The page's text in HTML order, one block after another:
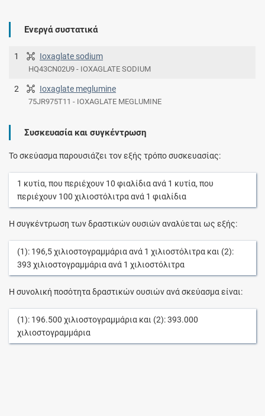
Ενεργά συστατικά
1 Ioxaglate sodium
HQ43CN02U9 - IOXAGLATE SODIUM
2 Ioxaglate meglumine
75JR975T11 - IOXAGLATE MEGLUMINE
Συσκευασία και συγκέντρωση
Το σκεύασμα παρουσιάζει τον εξής τρόπο συσκευασίας:
1 κυτία, που περιέχουν 10 φιαλίδιαανά 1 κυτία, που
περιέχουν 100 χιλιοστόλιτραανά 1 φιαλίδια
Η συγκέντρωση των δραστικών ουσιών αναλύεται ως εξής:
(1): 196,5χιλιοστογραμμάριαανά 1 χιλιοστόλιτρα και (2):
393 χιλιοστογραμμάριαανά 1 χιλιοστόλιτρα
Η συνολική ποσότητα δραστικών ουσιών ανά σκεύασμα είναι:
(1): 196.500 χιλιοστογραμμάρια και (2):393.000
χιλιοστογραμμάρια